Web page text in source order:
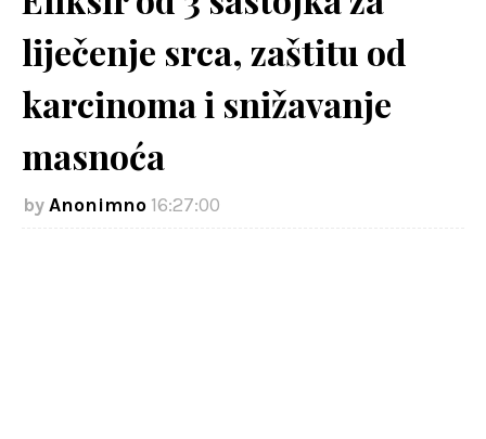
liječenje srca, zaštitu od
karcinoma i snižavanje
masnoća
Anonimno 16:27:00